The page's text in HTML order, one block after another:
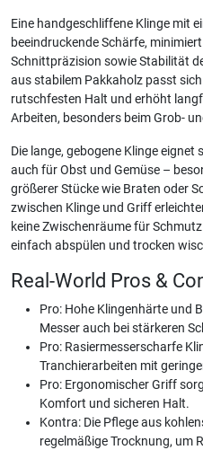
Eine handgeschliffene Klinge mit
beeindruckende Schärfe,
Schnittpräzision sowie Stabilität
aus stabilem Pakkaholz passt
rutschfesten Halt und erhöht
Arbeiten, besonders beim Grob-
Die lange, gebogene Klinge
auch für Obst und Gemüse –
größerer Stücke wie Braten oder
zwischen Klinge und Griff
keine Zwischenräume für
einfach abspülen und trocken
Real-World Pros &
Pro: Hohe Klingenhärte und
Messer auch bei stärkeren
Pro: Rasiermesserscharfe
Tranchierarbeiten mit
Pro: Ergonomischer Griff
Komfort und sicheren Halt.
Kontra: Die Pflege aus
regelmäßige Trocknung, um